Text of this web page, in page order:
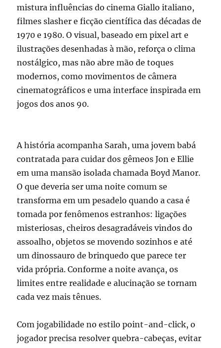
mistura influências do cinema Giallo italiano,
filmes slasher e ficção científica das décadas de
1970 e 1980. O visual, baseado em pixel art e
ilustrações desenhadas à mão, reforça o clima
nostálgico, mas não abre mão de toques
modernos, como movimentos de câmera
cinematográficos e uma interface inspirada em
jogos dos anos 90.
A história acompanha Sarah, uma jovem babá
contratada para cuidar dos gêmeos Jon e Ellie
em uma mansão isolada chamada Boyd Manor.
O que deveria ser uma noite comum se
transforma em um pesadelo quando a casa é
tomada por fenômenos estranhos: ligações
misteriosas, cheiros desagradáveis vindos do
assoalho, objetos se movendo sozinhos e até
um dinossauro de brinquedo que parece ter
vida própria. Conforme a noite avança, os
limites entre realidade e alucinação se tornam
cada vez mais tênues.
Com jogabilidade no estilo point-and-click, o
jogador precisa resolver quebra-cabeças, evitar